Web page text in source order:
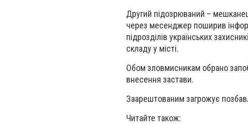
Другий підозрюваний –
через месенджер поширив
підрозділів українських
складу у місті.
Обом зловмисникам обрано
внесення застави.
Заарештованим загрожує
Читайте також: